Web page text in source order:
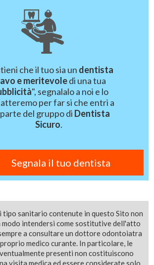
che il tuo sia un dentista
e meritevoledi una tua
", segnalalo a noi e lo
per far si che entri a
del gruppo di Dentista
Sicuro.
Segnala il tuo dentista
tipo sanitario contenute in questo Sito non
modo intendersi come sostitutive dell'atto
a consultare un dottore odontoiatra
medico curante. In particolare, le
presenti non costituiscono
visita medica ed essere considerate solo